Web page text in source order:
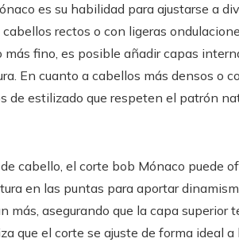
es su habilidad para ajustarse a
rectos o con ligeras
fino, es posible añadir capas
En cuanto a cabellos más densos o
de estilizado que respeten el patrón
cabello, el corte bob Mónaco puede
en las puntas para aportar
más, asegurando que la capa superior
que el corte se ajuste de forma ideal